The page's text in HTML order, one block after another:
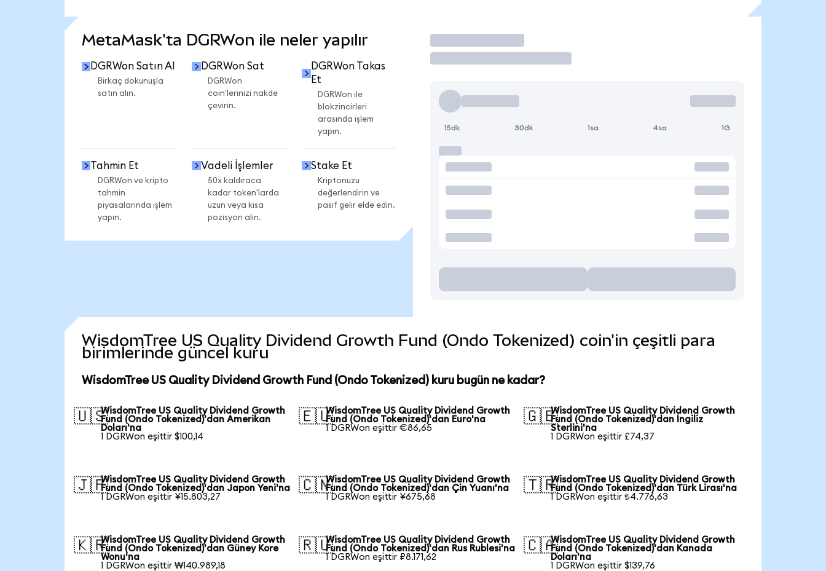
MetaMask'ta DGRWon ile neler yapılır
DGRWon Satın Al
Birkaç dokunuşla
satın alın.
DGRWon Sat
DGRWon
coin'lerinizi nakde
çevirin.
DGRWon Takas
Et
DGRWon ile
blokzincirleri
arasında işlem
yapın.
Tahmin Et
DGRWon ve kripto
tahmin
piyasalarında işlem
yapın.
Vadeli İşlemler
50x kaldıraca
kadar token'larda
uzun veya kısa
pozisyon alın.
Stake Et
Kriptonuzu
değerlendirin ve
pasif gelir elde edin.
İşlem Yap
15dk 30dk 1sa 4sa 1G
WisdomTree US Quality Dividend Growth Fund (Ondo Tokenized) coin'in çeşitli para
birimlerinde güncel kuru
WisdomTree US Quality Dividend Growth Fund (Ondo Tokenized) kuru bugün ne kadar?
🇺🇸WisdomTree US Quality Dividend Growth
Fund (Ondo Tokenized)'dan Amerikan
Doları'na
1 DGRWon eşittir $100,14
🇪🇺WisdomTree US Quality Dividend Growth
Fund (Ondo Tokenized)'dan Euro'na
1 DGRWon eşittir €86,65
🇬🇧WisdomTree US Quality Dividend Growth
Fund (Ondo Tokenized)'dan İngiliz
Sterlini'na
1 DGRWon eşittir £74,37
🇯🇵WisdomTree US Quality Dividend Growth
Fund (Ondo Tokenized)'dan Japon Yeni'na
1 DGRWon eşittir ¥15.803,27
🇨🇳WisdomTree US Quality Dividend Growth
Fund (Ondo Tokenized)'dan Çin Yuanı'na
1 DGRWon eşittir ¥675,68
🇹🇷WisdomTree US Quality Dividend Growth
Fund (Ondo Tokenized)'dan Türk Lirası'na
1 DGRWon eşittir ₺4.776,63
🇰🇷WisdomTree US Quality Dividend Growth
Fund (Ondo Tokenized)'dan Güney Kore
Wonu'na
1 DGRWon eşittir ₩140.989,18
🇷🇺WisdomTree US Quality Dividend Growth
Fund (Ondo Tokenized)'dan Rus Rublesi'na
1 DGRWon eşittir ₽8.171,62
🇨🇦WisdomTree US Quality Dividend Growth
Fund (Ondo Tokenized)'dan Kanada
Doları'na
1 DGRWon eşittir $139,76